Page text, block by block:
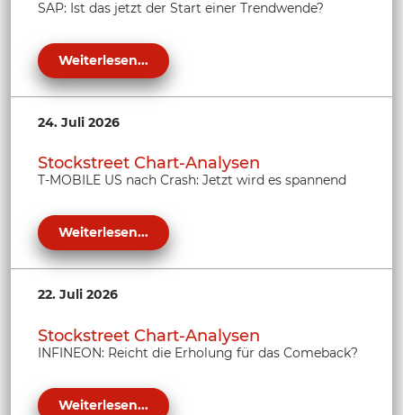
SAP: Ist das jetzt der Start einer Trendwende?
Weiterlesen...
24. Juli 2026
Stockstreet Chart-Analysen
T-MOBILE US nach Crash: Jetzt wird es spannend
Weiterlesen...
22. Juli 2026
Stockstreet Chart-Analysen
INFINEON: Reicht die Erholung für das Comeback?
Weiterlesen...